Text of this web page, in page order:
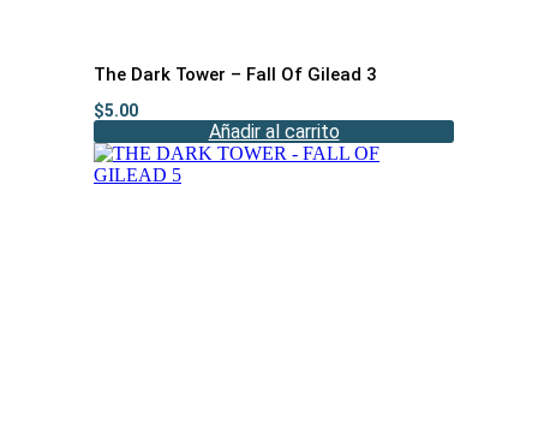
The Dark Tower – Fall Of Gilead 3
$5.00
Añadir al carrito